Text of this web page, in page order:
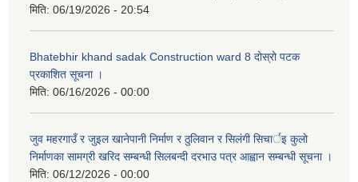
मिति: 06/19/2026 - 20:54
Bhatebhir khand sadak Construction ward 8 दोस्रो पटक
प्रकाशित सूचना ।
मिति: 06/16/2026 - 00:00
जुव महरगाउँ र जुइल खानेपानी निर्माण र ठुलिवान र सिलंगी सिचार्इ कुलो
निर्माणका सामग्री खरिद सम्बन्धी सिलबन्दी दरभाउ पत्र आह्वान सम्बन्धी सूचना ।
मिति: 06/12/2026 - 00:00